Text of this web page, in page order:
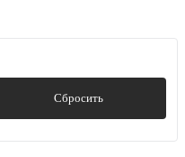
Сбросить